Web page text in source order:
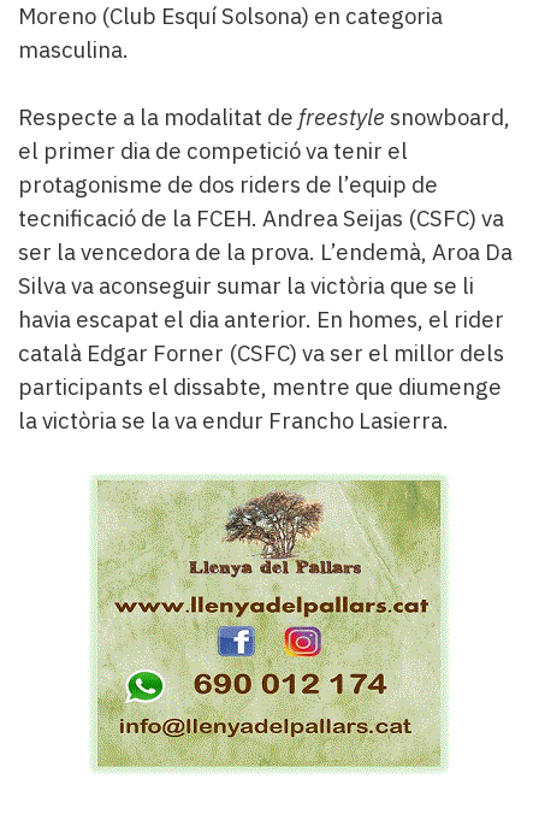
Moreno (Club Esquí Solsona) en categoria
masculina.
Respecte a la modalitat de freestyle snowboard,
el primer dia de competició va tenir el
protagonisme de dos riders de l’equip de
tecnificació de la FCEH. Andrea Seijas (CSFC) va
ser la vencedora de la prova. L’endemà, Aroa Da
Silva va aconseguir sumar la victòria que se li
havia escapat el dia anterior. En homes, el rider
català Edgar Forner (CSFC) va ser el millor dels
participants el dissabte, mentre que diumenge
la victòria se la va endur Francho Lasierra.